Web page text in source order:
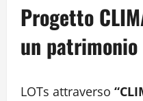
Progetto
un
LOTs attraverso